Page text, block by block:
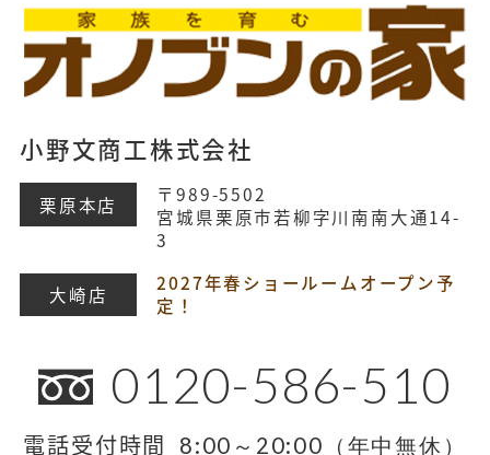
小野文商工株式会社
栗原本店
〒989-5502
宮城県栗原市若柳字川南南大通14-
3
大崎店
2027年春ショールームオープン予
定！
0120-586-510
電話受付時間 8:00～20:00（年中無休）